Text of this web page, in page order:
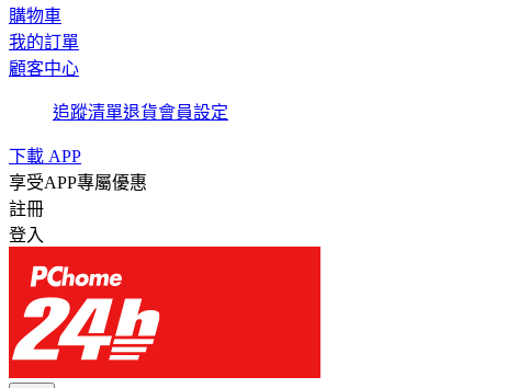
購物車
我的訂單
顧客中心
追蹤清單退貨會員設定
下載 APP
享受APP專屬優惠
註冊
登入